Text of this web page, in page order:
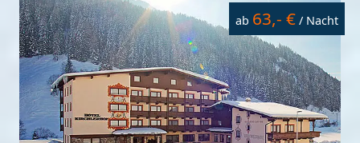
ab 63,- € / Nacht